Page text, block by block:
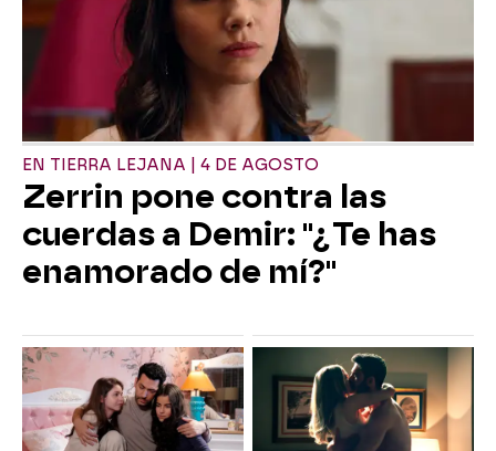
EN TIERRA LEJANA | 4 DE AGOSTO
Zerrin pone contra las
cuerdas a Demir: "¿Te has
enamorado de mí?"